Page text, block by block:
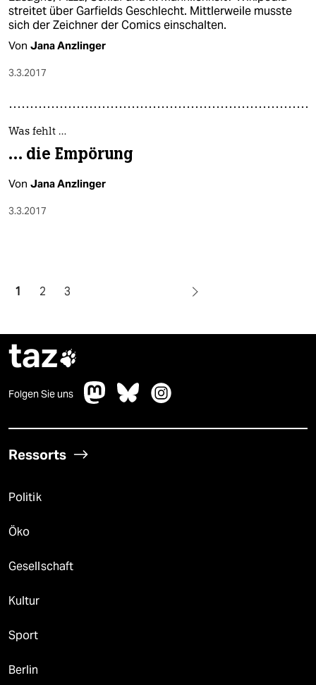
streitet über Garfields Geschlecht. Mittlerweile musste
sich der Zeichner der Comics einschalten.
Von Jana Anzlinger
3.3.2017
Was fehlt …
… die Empörung
Von Jana Anzlinger
3.3.2017
1 2 3
taz
Folgen Sie uns
Ressorts
Politik
Öko
Gesellschaft
Kultur
Sport
Berlin